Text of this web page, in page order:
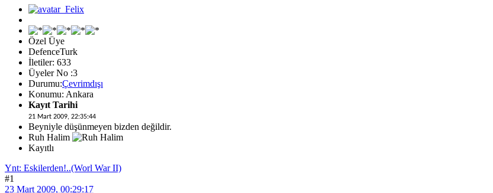
Özel Üye
DefenceTurk
İletiler: 633
Üyeler No :3
Durumu:Çevrimdışı
Konumu: Ankara
Kayıt Tarihi
21 Mart 2009, 22:35:44
Beyniyle düşünmeyen bizden değildir.
Ruh Halim
Kayıtlı
Ynt: Eskilerden!..(Worl War II)
#1
23 Mart 2009, 00:29:17